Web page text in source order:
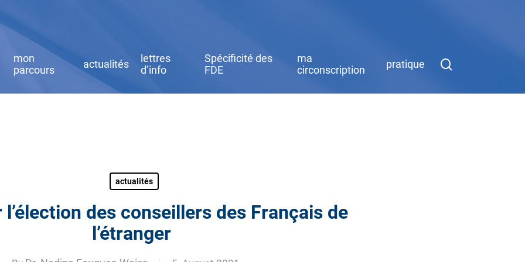
mon
parcours
actualités
lettres
d’info
Spécificité des
FDE
ma
circonscription
pratique
actualités
des conseillers des Français de
l’étranger